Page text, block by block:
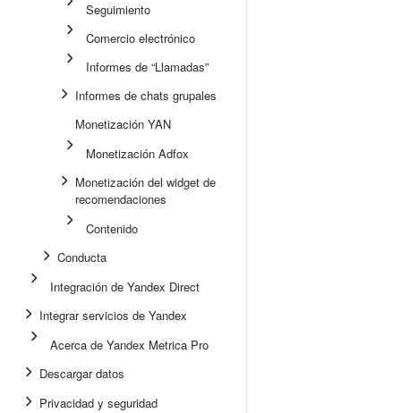
Seguimiento
Comercio electrónico
Informes de “Llamadas”
Informes de chats grupales
Monetización YAN
Monetización Adfox
Monetización del widget de
recomendaciones
Contenido
Conducta
Integración de Yandex Direct
Integrar servicios de Yandex
Acerca de Yandex Metrica Pro
Descargar datos
Privacidad y seguridad